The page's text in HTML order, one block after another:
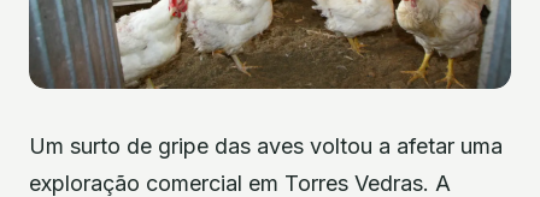
Um surto de gripe das aves voltou a afetar uma
exploração comercial em Torres Vedras. A